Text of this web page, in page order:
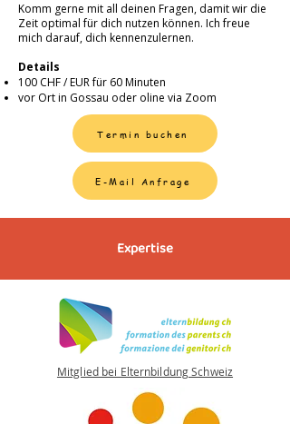
Komm gerne mit all deinen Fragen, damit wir die
Zeit optimal für dich nutzen können. Ich freue
mich darauf, dich kennenzulernen.
Details
100 CHF / EUR für 60 Minuten
vor Ort in Gossau oder oline via Zoom
Termin buchen
E-Mail Anfrage
Expertise
Mitglied bei Elternbildung Schweiz